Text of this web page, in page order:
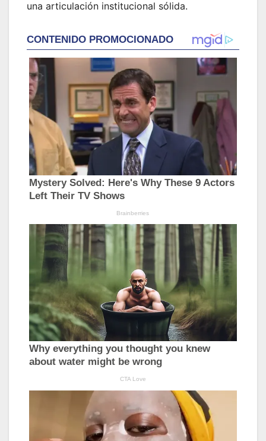
una articulación institucional sólida.